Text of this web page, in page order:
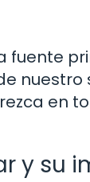
fuente
nuestro
en
y su